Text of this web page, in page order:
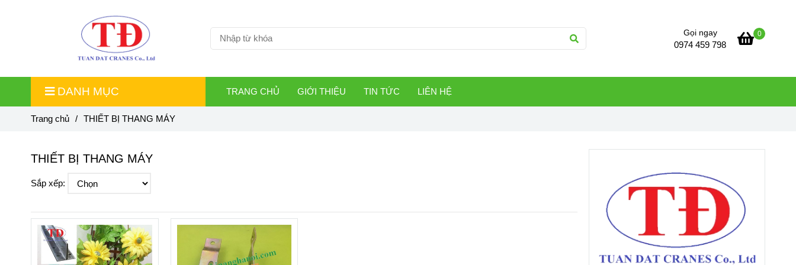
Gọi ngay
0974 459 798
0
DANH MỤC TRANG CHỦ GIỚI THIỆU TIN TỨC LIÊN HỆ
Trang chủ / THIẾT BỊ THANG MÁY
THIẾT BỊ THANG MÁY
Sắp xếp: